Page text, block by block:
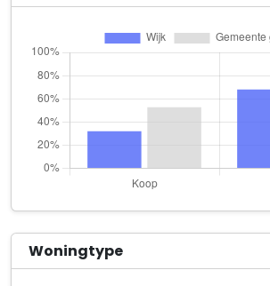
Artalom
Jan Goeverneurstraat 32 a
Back to code B.V.
bijTRUUS
Merwedestraat 54
Buikdanseres Samiera
Buikema Belastingen
Oosterhaven 9
Woningtype